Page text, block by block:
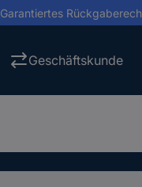
Garantiertes
Geschäftskunde